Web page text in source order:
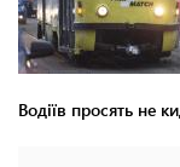
Водіїв просять не